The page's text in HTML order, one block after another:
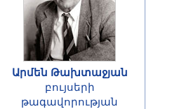
Արմեն Թախտաջյան
բույսերի
թագավորության